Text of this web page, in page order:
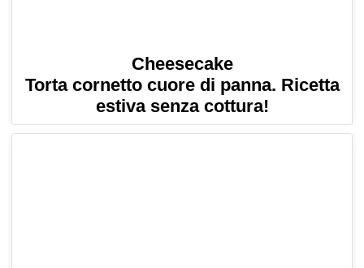
Cheesecake
Torta cornetto cuore di panna. Ricetta
estiva senza cottura!